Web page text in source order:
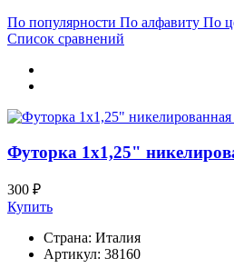
По популярности По алфавиту По
Список сравнений
Футорка 1х1,25"
300 ₽
Купить
Страна: Италия
Артикул: 38160